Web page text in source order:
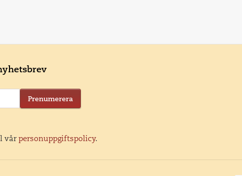
Prenumerera
vårpersonuppgiftspolicy.